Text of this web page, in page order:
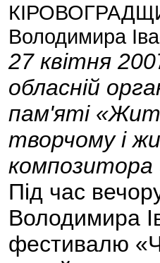
Володимира
27 квітня
обласній
пам'яті
творчому і
композитора
Під час
Володимира
фестивалю